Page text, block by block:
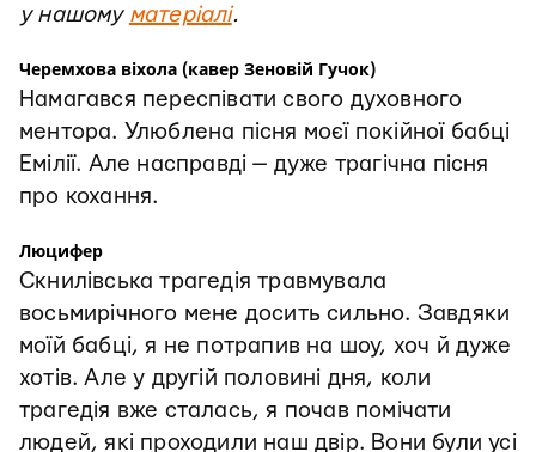
у нашому матеріалі.
Черемхова віхола (кавер Зеновій Гучок)
Намагався переспівати свого духовного
ментора. Улюблена пісня моєї покійної бабці
Емілії. Але насправді — дуже трагічна пісня
про кохання.
Люцифер
Скнилівська трагедія травмувала
восьмирічного мене досить сильно. Завдяки
моїй бабці, я не потрапив на шоу, хоч й дуже
хотів. Але у другій половині дня, коли
трагедія вже сталась, я почав помічати
людей, які проходили наш двір. Вони були усі